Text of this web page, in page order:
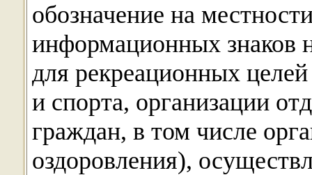
обозначение на
информационных знаков
для рекреационных
и спорта, организации
граждан, в том числе
оздоровления),